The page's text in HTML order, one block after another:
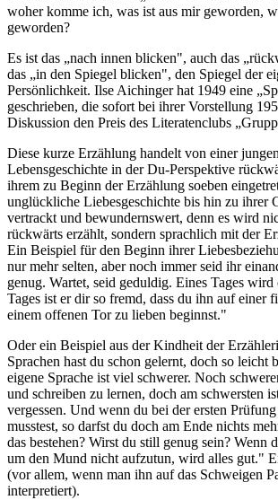
woher komme ich, was ist aus mir geworden,
geworden?
Es ist das „nach innen blicken", auch das
das „in den Spiegel blicken", den Spiegel der
Persönlichkeit. Ilse Aichinger hat 1949 eine
geschrieben, die sofort bei ihrer Vorstellung
Diskussion den Preis des Literatenclubs
Diese kurze Erzählung handelt von einer
Lebensgeschichte in der Du-Perspektive
ihrem zu Beginn der Erzählung soeben
unglückliche Liebesgeschichte bis hin zu ihrer
vertrackt und bewundernswert, denn es wird
rückwärts erzählt, sondern sprachlich mit der
Ein Beispiel für den Beginn ihrer
nur mehr selten, aber noch immer seid ihr
genug. Wartet, seid geduldig. Eines Tages wird
Tages ist er dir so fremd, dass du ihn auf einer
einem offenen Tor zu lieben beginnst."
Oder ein Beispiel aus der Kindheit der
Sprachen hast du schon gelernt, doch so leicht
eigene Sprache ist viel schwerer. Noch
und schreiben zu lernen, doch am schwersten
vergessen. Und wenn du bei der ersten
musstest, so darfst du doch am Ende nichts
das bestehen? Wirst du still genug sein? Wenn
um den Mund nicht aufzutun, wird alles gut."
(vor allem, wenn man ihn auf das Schweigen
interpretiert).